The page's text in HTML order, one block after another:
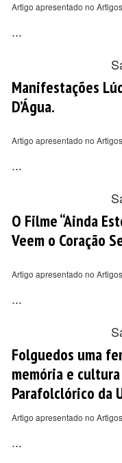
Artigo apresentado no
...
Manifestações
D’Água.
Artigo apresentado no
...
O Filme “Ainda
Veem o Coração
Artigo apresentado no
...
Folguedos uma
memória e
Parafolclórico da
Artigo apresentado no
...